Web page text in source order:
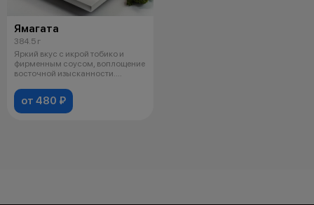
Ямагата
384.5 г
Яркий вкус с икрой тобико и
фирменным соусом, воплощение
восточной изысканности.
от 480 ₽